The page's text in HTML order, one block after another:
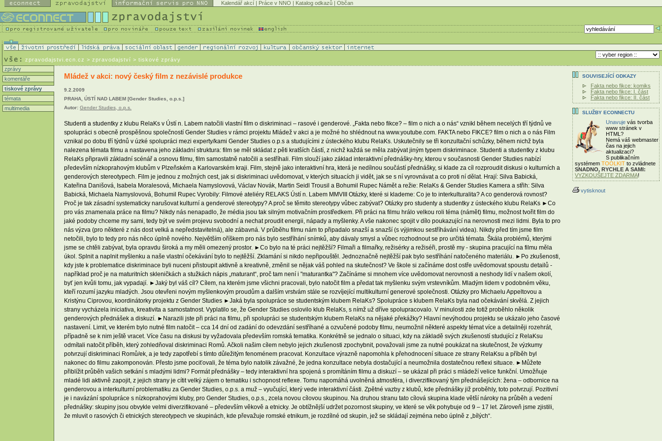
Kalendář akcí | Práce v NNO | Katalog odkazů | Občan
zpravodajstvi.ecn.cz > zpravodajství > tiskové zprávy
zprávy
komentáře
tiskové zprávy
témata
multimedia
Mládež v akci: nový český film z nezávislé produkce
9.2.2009
PRAHA, ÚSTÍ NAD LABEM [Gender Studies, o.p.s.]
Autor: Gender Studies, o.p.s.
Studenti a studentky z klubu RelaKs v Ústí n. Labem natočili vlastní film o diskriminaci – rasové i genderové. „Fakta nebo fikce? – film o nich a o nás“ vznikl během necelých tří týdnů ve
spolupráci s obecně prospěšnou společností Gender Studies v rámci projektu Mládež v akci a je možné ho shlédnout na www.youtube.com. FAKTA nebo FIKCE? film o nich a o nás Film
vznikal po dobu tří týdnů v úzké spolupráci mezi experty/kami Gender Studies o.p.s a studujícími z ústeckého klubu RelaKs. Uskutečnily se tři konzultační schůzky, během nichž byla
nalezena témata filmu a nastavena jeho základní struktura: film se měl skládat z pěti kratších částí, z nichž každá se měla zabývat jiným typem diskriminace. Studenti a studentky z klubu
RelaKs připravili základní scénář a osnovu filmu, film samostatně natočili a sestříhali. Film slouží jako základ interaktivní přednášky-hry, kterou v současnosti Gender Studies nabízí
především nízkoprahovým klubům v Plzeňském a Karlovarském kraji. Film, stejně jako interaktivní hra, která je nedílnou součástí přednášky, si klade za cíl rozproudit diskusi o kulturních a
genderových stereotypech. Film je jednou z možných cest, jak si diskriminaci uvědomovat, v kterých situacích ji vidět, jak se s ní vyrovnávat a co proti ní dělat. Hrají: Silva Babická,
Kateřina Danišová, Isabela Moralesová, Michaela Namyslovová, Václav Novák, Martin Seidl Trousil a Bohumil Rupec Námět a režie: RelaKs & Gender Studies Kamera a střih: Silva
Babická, Michaela Namyslovová, Bohumil Rupec Vyrobily: Filmové ateliéry RELAKS Ústí n. Labem MMVIII Otázky, které si klademe: Co je to interkulturalita? A co genderová rovnost?
Proč je tak zásadní systematicky narušovat kulturní a genderové stereotypy? A proč se těmito stereotypy vůbec zabývat? Otázky pro studenty a studentky z ústeckého klubu RelaKs ►Co
pro vás znamenala práce na filmu? Nikdy nás nenapadlo, že média jsou tak silným motivačním prostředkem. Při práci na filmu hrálo velkou roli téma (námět) filmu, možnost tvořit film do
jaké podoby chceme my sami, tedy být ve svém projevu svobodní a nechat proudit energii, nápady a myšlenky. A vše nakonec spojit v dílo poukazující na nerovnosti mezi lidmi. Byla to pro
nás výzva (pro některé z nás dost velká a nepředstavitelná), ale zábavná. V průběhu filmu nám to připadalo snazší a snazší (s výjimkou sestříhávání videa). Nikdy před tím jsme film
netočili, bylo to tedy pro nás něco úplně nového. Největším oříškem pro nás bylo sestříhání snímků, aby dávaly smysl a vůbec rozhodnout se pro určitá témata. Škála problémů, kterými
jsme se chtěli zabývat, byla opravdu široká a my měli omezený prostor. ►Co bylo na té práci nejtěžší? Filmaři a filmařky, režisérky a režiséři, prostě my - skupina pracující na filmu měla
úkol. Splnit a naplnit myšlenku a naše vlastní očekávání bylo to nejtěžší. Zklamání si nikdo nepřipouštěl. Jednoznačně nejtěžší pak bylo sestříhání natočeného materiálu. ►Po zkušenosti,
kdy jste k problematice diskriminace byli nuceni přistoupit aktivně a kreativně, změnil se nějak váš pohled na skutečnost? Ve škole si začínáme dost ostře uvědomovat spoustu detailů -
například proč je na maturitních skleničkách a stužkách nápis „maturant“, proč tam není i "maturantka"? Začínáme si mnohem více uvědomovat nerovnosti a neshody lidí v našem okolí,
byť jen kvůli tomu, jak vypadají. ►Jaký byl váš cíl? Cílem, na kterém jsme všichni pracovali, bylo natočit film a předat tak myšlenku svým vrstevníkům. Mladým lidem v podobném věku,
kteří rozumí jazyku mladých. Jsou otevřeni novým myšlenkovým proudům a dalším vrstvám stále se rozvíjející multikulturní generové společnosti. Otázky pro Michaelu Appeltovou a
Kristýnu Ciprovou, koordinátorky projektu z Gender Studies ►Jaká byla spolupráce se studentským klubem RelaKs? Spolupráce s klubem RelaKs byla nad očekávání skvělá. Z jejich
strany vycházela iniciativa, kreativita a samostatnost. Vyplatilo se, že Gender Studies oslovilo klub RelaKs, s nímž už dříve spolupracovalo. V minulosti zde totiž proběhlo několik
genderových přednášek a diskuzí. ►Narazili jste při práci na filmu, při spolupráci se studentským klubem RelaKs na nějaké překážky? Hlavní nevýhodou projektu se ukázalo jeho časové
nastavení. Limit, ve kterém bylo nutné film natočit – cca 14 dní od zadání do odevzdání sestříhané a ozvučené podoby filmu, neumožnil některé aspekty témat více a detailněji rozehrát,
případně se k nim ještě vracet. Více času na diskusi by vyžadovala především romská tematika. Konkrétně se jednalo o situaci, kdy na základě svých zkušeností studující z RelaKsu
odmítali natočit příběh, který zohledňoval diskriminaci Romů. Ačkoli našim cílem nebylo jejich zkušenosti zpochybnit, považovali jsme za nutné poukázat na skutečnost, že výzkumy
potvrzují diskriminaci Romů/ek, a je tedy zapotřebí s tímto důležitým fenoménem pracovat. Konzultace výrazně napomohla k přehodnocení situace ze strany RelaKsu a příběh byl
nakonec do filmu zakomponován. Přesto jsme pociťovali, že téma bylo natolik závažné, že jedna konzultace nebyla dostačující a neumožnila dostatečnou reflexi situace. ►Můžete
přiblížit průběh vašich setkání s mladými lidmi? Formát přednášky – tedy interaktivní hra spojená s promítáním filmu a diskuzí – se ukázal při práci s mládeží velice funkční. Umožňuje
mladé lidi aktivně zapojit, z jejich strany je cítit velký zájem o tematiku i schopnost reflexe. Tomu napomáhá uvolněná atmosféra, i diverzifikovaný tým přednášejících: žena – odbornice na
genderovou a interkulturní problematiku za Gender Studies, o.p.s. a muž – vyučující, který vede interaktivní části. Zpětné vazby z klubů, kde přednášky již proběhly, toto potvrzují. Pozitivní
je i navázání spolupráce s nízkoprahovými kluby, pro Gender Studies, o.p.s., zcela novou cílovou skupinou. Na druhou stranu tato cílová skupina klade větší nároky na průběh a vedení
přednášky: skupiny jsou obvykle velmi diverzifikované – především věkově a etnicky. Je obtížnější udržet pozornost skupiny, ve které se věk pohybuje od 9 – 17 let. Zároveň jsme zjistili,
že mluvit o rasových či etnických stereotypech ve skupinách, kde převažuje romské etnikum, je rozdílné od skupin, jež se skládají zejména nebo úplně z „bílých“.
SOUVISEJÍCÍ ODKAZY
Fakta nebo fikce: komiks
Fakta nebo fikce: I. část
Fakta nebo fikce: II. část
SLUŽBY ECONNECTU
Unavuje vás tvorba
www stránek v
HTML?
Nemá váš webmaster
čas na jejich
aktualizaci?
S publikačním
systémem TOOLKIT to zvládnete
SNADNO, RYCHLE A SAMI:
VYZKOUŠEJTE ZDARMA!
vytisknout